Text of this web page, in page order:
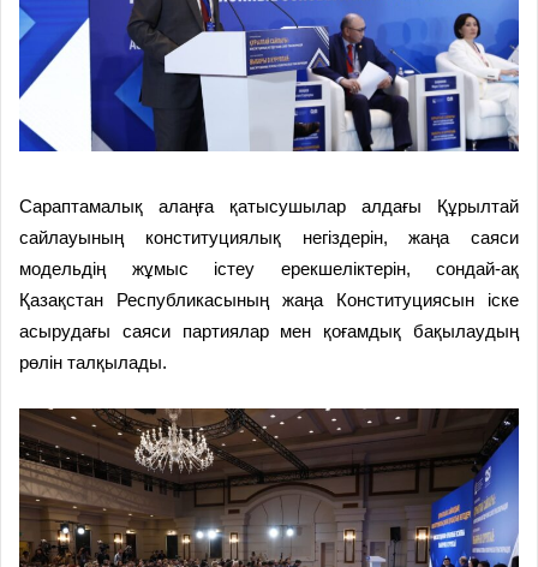
Сараптамалық алаңға қатысушылар алдағы Құрылтай
сайлауының конституциялық негіздерін, жаңа саяси
модельдің жұмыс істеу ерекшеліктерін, сондай-ақ
Қазақстан Республикасының жаңа Конституциясын іске
асырудағы саяси партиялар мен қоғамдық бақылаудың
рөлін талқылады.